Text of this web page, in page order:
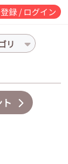
登録 / ログイン
リ